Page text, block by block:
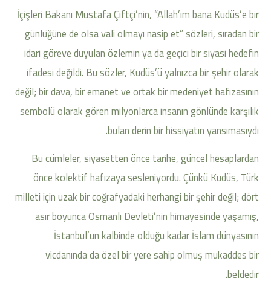
İçişleri Bakanı Mustafa Çiftçi’nin, “Allah’ım bana Kudüs’e bir
günlüğüne de olsa vali olmayı nasip et” sözleri, sıradan bir
idari göreve duyulan özlemin ya da geçici bir siyasi hedefin
ifadesi değildi. Bu sözler, Kudüs’ü yalnızca bir şehir olarak
değil; bir dava, bir emanet ve ortak bir medeniyet hafızasının
sembolü olarak gören milyonlarca insanın gönlünde karşılık
bulan derin bir hissiyatın yansımasıydı.
Bu cümleler, siyasetten önce tarihe, güncel hesaplardan
önce kolektif hafızaya sesleniyordu. Çünkü Kudüs, Türk
milleti için uzak bir coğrafyadaki herhangi bir şehir değil; dört
asır boyunca Osmanlı Devleti’nin himayesinde yaşamış,
İstanbul’un kalbinde olduğu kadar İslam dünyasının
vicdanında da özel bir yere sahip olmuş mukaddes bir
beldedir.